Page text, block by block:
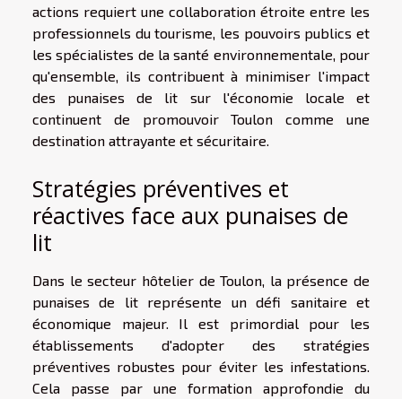
actions requiert une collaboration étroite entre les
professionnels du tourisme, les pouvoirs publics et
les spécialistes de la santé environnementale, pour
qu'ensemble, ils contribuent à minimiser l'impact
des punaises de lit sur l'économie locale et
continuent de promouvoir Toulon comme une
destination attrayante et sécuritaire.
Stratégies préventives et
réactives face aux punaises de
lit
Dans le secteur hôtelier de Toulon, la présence de
punaises de lit représente un défi sanitaire et
économique majeur. Il est primordial pour les
établissements d'adopter des stratégies
préventives robustes pour éviter les infestations.
Cela passe par une formation approfondie du